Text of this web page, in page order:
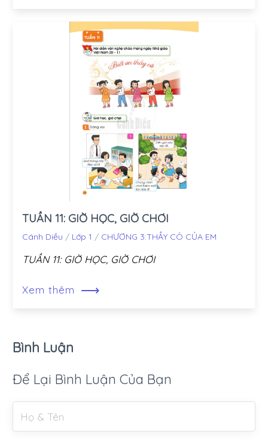
TUẦN 11: GIỜ HỌC, GIỜ CHƠI
Cánh Diều / Lớp 1 / CHƯƠNG 3:THẦY CÔ CỦA EM
TUẦN 11: GIỜ HỌC, GIỜ CHƠI
Xem thêm ⟶
Bình Luận
Để Lại Bình Luận Của Bạn